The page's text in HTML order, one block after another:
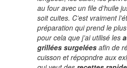
au four avec un file d’huile
soit cuites. C’est vraiment
préparation qui prend le
pour cela que j’ai utilisé les
grillées surgelées afin de
cuisson et répopndre aux